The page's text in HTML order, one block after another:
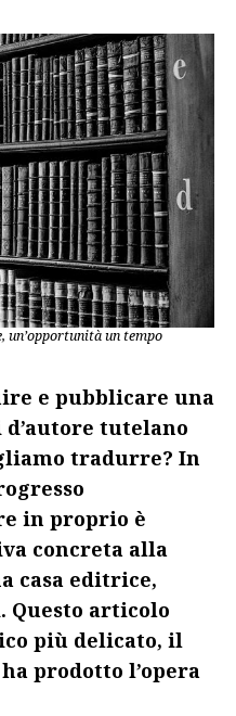
un tempo
e pubblicare una
tutelano
tradurre? In
in proprio è
concreta alla
casa editrice,
articolo
più delicato, il
prodotto l’opera